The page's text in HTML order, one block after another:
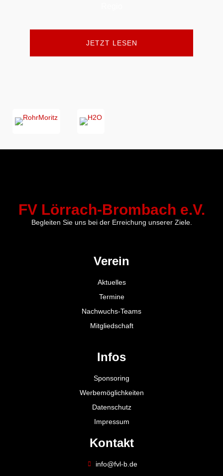
JETZT LESEN
FV Lörrach-Brombach e.V.
Begleiten Sie uns bei der Erreichung unserer Ziele.
Verein
Aktuelles
Termine
Nachwuchs-Teams
Mitgliedschaft
Infos
Sponsoring
Werbemöglichkeiten
Datenschutz
Impressum
Kontakt
info@fvl-b.de